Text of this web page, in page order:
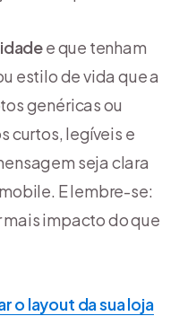
e que tenham
estilo de vida que a
genéricas ou
curtos, legíveis e
seja clara
E lembre-se:
impacto do que
o layout da sua loja